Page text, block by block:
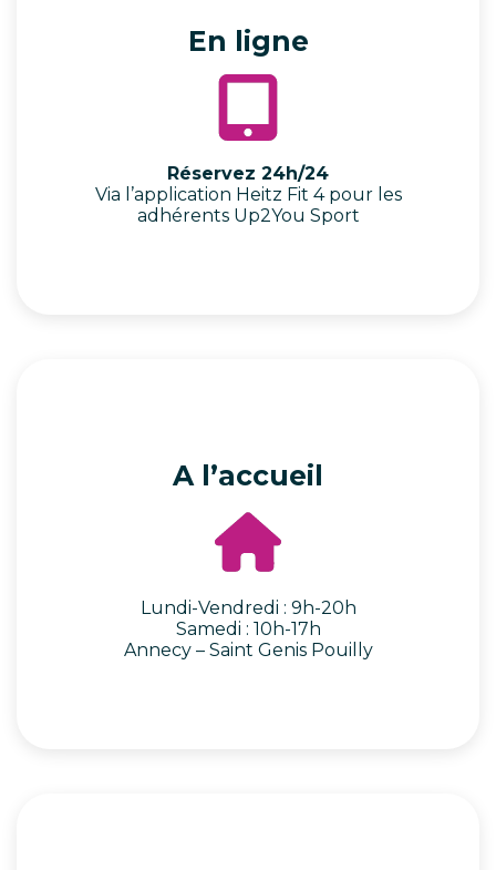
En ligne
Réservez 24h/24
Via l’application Heitz Fit 4 pour les
adhérents Up2You Sport
A l’accueil
Lundi-Vendredi : 9h-20h
Samedi : 10h-17h
Annecy– Saint Genis Pouilly